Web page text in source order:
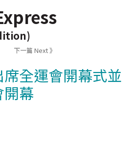
下一篇 Next 》
全運會開幕式並
開幕